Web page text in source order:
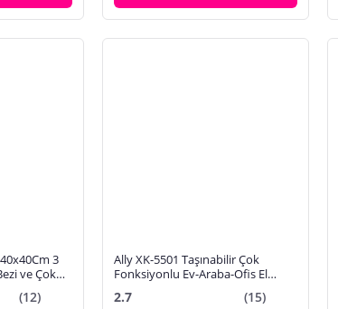
3
ve Çok
(12)
Ally XK-5501 Taşınabilir Çok
Fonksiyonlu Ev-Araba-Ofis El
2.7 (15)